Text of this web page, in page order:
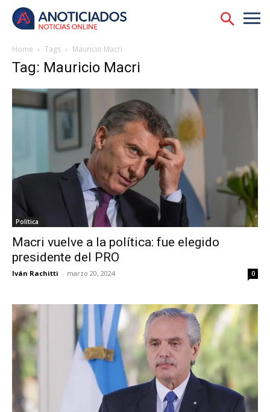
Home Tags Mauricio Macri
Tag: Mauricio Macri
Política
Macri vuelve a la política: fue elegido
presidente del PRO
Iván Rachitti - marzo 20, 2024 0